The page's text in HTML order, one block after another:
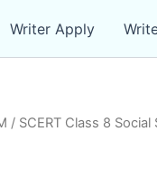
Writer Apply
/ SCERT Class 8 Social